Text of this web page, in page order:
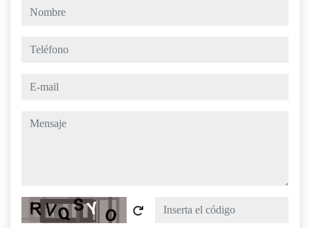
nombre
teléfono
e-mail
mensaje
Captcha